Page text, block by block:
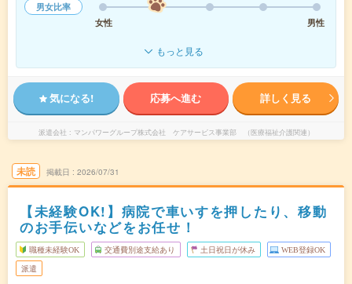
男女比率
女性
男性
もっと見る
気になる! 応募へ進む 詳しく見る
派遣会社 マンパワーグループ株式会社 ケアサービス事業部 （医療福祉介護関連）
未読 掲載日 2026/07/31
【未経験OK!】病院で車いすを押したり、移動
のお手伝いなどをお任せ！
職種未経験OK 交通費別途支給あり 土日祝日が休み WEB登録OK
派遣